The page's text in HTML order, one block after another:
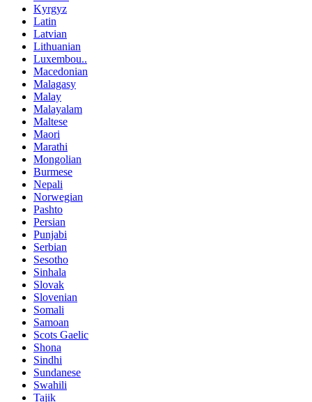
Kyrgyz
Latin
Latvian
Lithuanian
Luxembou..
Macedonian
Malagasy
Malay
Malayalam
Maltese
Maori
Marathi
Mongolian
Burmese
Nepali
Norwegian
Pashto
Persian
Punjabi
Serbian
Sesotho
Sinhala
Slovak
Slovenian
Somali
Samoan
Scots Gaelic
Shona
Sindhi
Sundanese
Swahili
Tajik